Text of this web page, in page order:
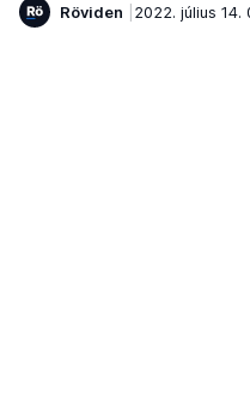
Röviden 2022. július 14.